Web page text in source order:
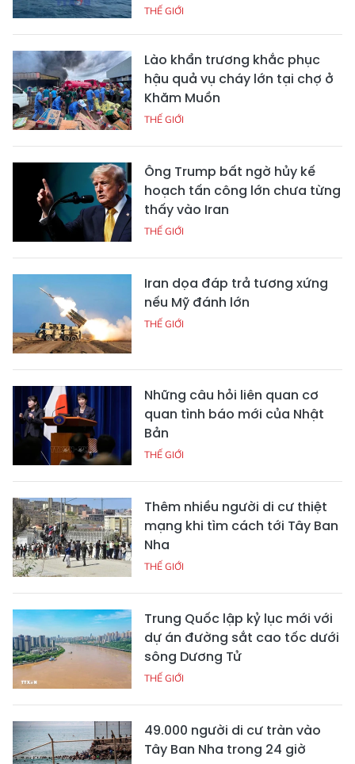
THẾ GIỚI
Lào khẩn trương khắc phục
hậu quả vụ cháy lớn tại chợ ở
Khăm Muồn
THẾ GIỚI
Ông Trump bất ngờ hủy kế
hoạch tấn công lớn chưa từng
thấy vào Iran
THẾ GIỚI
Iran dọa đáp trả tương xứng
nếu Mỹ đánh lớn
THẾ GIỚI
Những câu hỏi liên quan cơ
quan tình báo mới của Nhật
Bản
THẾ GIỚI
Thêm nhiều người di cư thiệt
mạng khi tìm cách tới Tây Ban
Nha
THẾ GIỚI
Trung Quốc lập kỷ lục mới với
dự án đường sắt cao tốc dưới
sông Dương Tử
THẾ GIỚI
49.000 người di cư tràn vào
Tây Ban Nha trong 24 giờ